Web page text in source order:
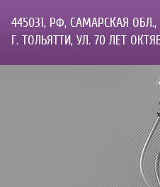
445031, РФ, САМАРСКАЯ ОБЛ.,
Г. ТОЛЬЯТТИ, УЛ. 70 ЛЕТ